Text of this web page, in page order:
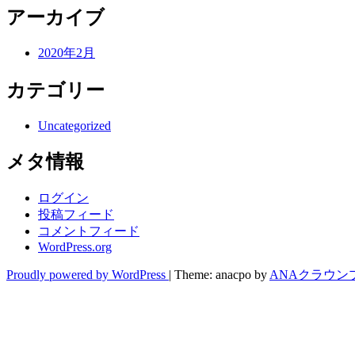
アーカイブ
2020年2月
カテゴリー
Uncategorized
メタ情報
ログイン
投稿フィード
コメントフィード
WordPress.org
Proudly powered by WordPress | Theme: anacpo by ANAクラウン